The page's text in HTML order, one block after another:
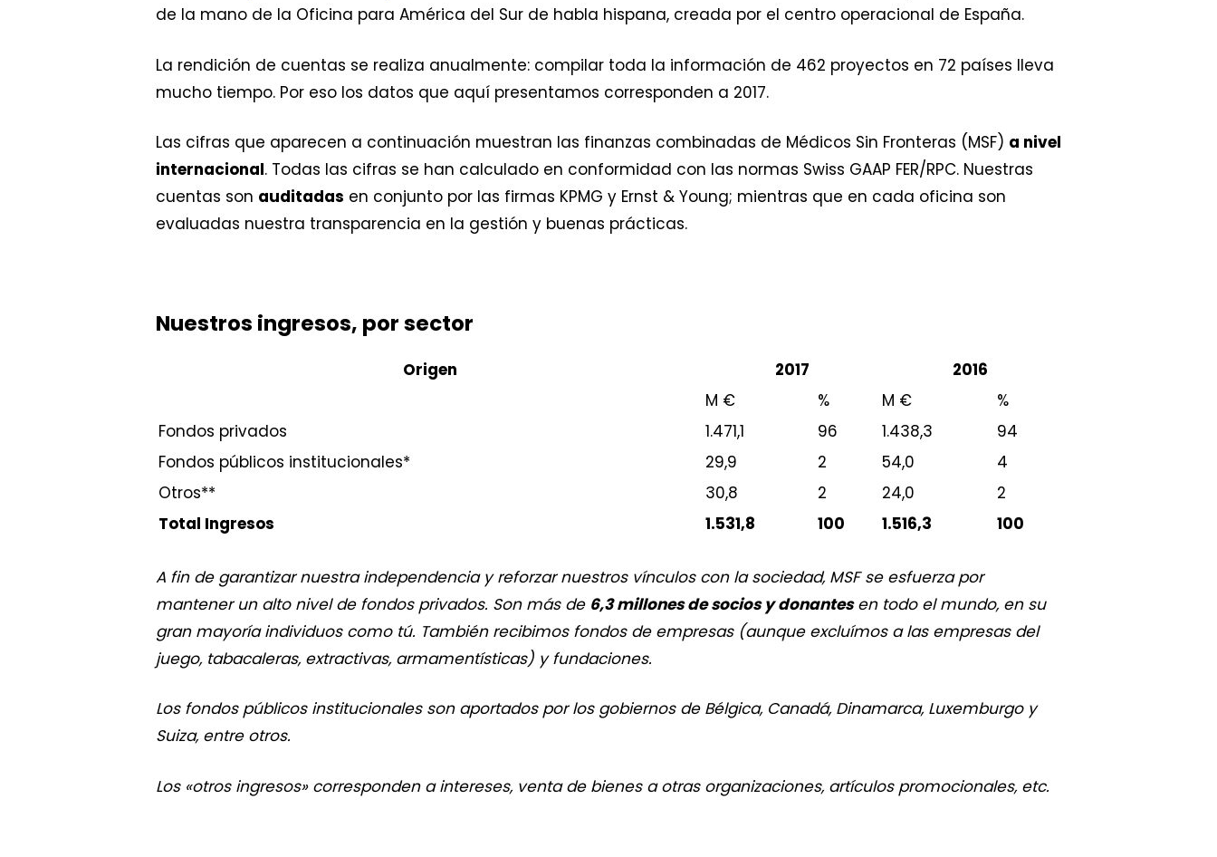
de la mano de la Oficina para América del Sur de habla hispana, creada por el centro operacional de España.
La rendición de cuentas se realiza anualmente: compilar toda la información de 462 proyectos en 72 países lleva
mucho tiempo. Por eso los datos que aquí presentamos corresponden a 2017.
Las cifras que aparecen a continuación muestran las finanzas combinadas de Médicos Sin Fronteras (MSF) a nivel
internacional. Todas las cifras se han calculado en conformidad con las normas Swiss GAAP FER/RPC. Nuestras
cuentas son auditadas en conjunto por las firmas KPMG y Ernst & Young; mientras que en cada oficina son
evaluadas nuestra transparencia en la gestión y buenas prácticas.
Nuestros ingresos, por sector
Origen 2017
2016
M €
% M €
%
Fondos privados
1.471,1 96 1.438,3
94
Fondos públicos institucionales*
29,9 2 54,0
4
Otros**
30,8 2 24,0
2
Total Ingresos
1.531,8 100 1.516,3 100
A fin de garantizar nuestra independencia y reforzar nuestros vínculos con la sociedad, MSF se esfuerza por
mantener un alto nivel de fondos privados. Son más de 6,3 millones de socios y donantesen todo el mundo, en su
gran mayoría individuos como tú. También recibimos fondos de empresas (aunque excluímos a las empresas del
juego, tabacaleras, extractivas, armamentísticas) y fundaciones.
Los fondos públicos institucionales son aportados por los gobiernos de Bélgica, Canadá, Dinamarca, Luxemburgo y
Suiza, entre otros.
Los «otros ingresos» corresponden a intereses, venta de bienes a otras organizaciones, artículos promocionales, etc.